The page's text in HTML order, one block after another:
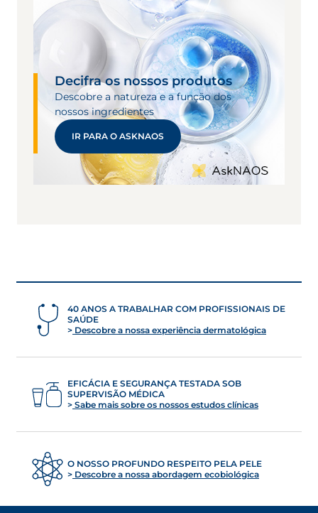
Decifra os nossos produtos
Descobre a natureza e a função dos
nossos ingredientes
IR PARA O ASKNAOS
40 ANOS A TRABALHAR COM PROFISSIONAIS DE
SAÚDE
Descobre a nossa experiência dermatológica
EFICÁCIA E SEGURANÇA TESTADA SOB
SUPERVISÃO MÉDICA
Sabe mais sobre os nossos estudos clínicas
O NOSSO PROFUNDO RESPEITO PELA PELE
Descobre a nossa abordagem ecobiológica